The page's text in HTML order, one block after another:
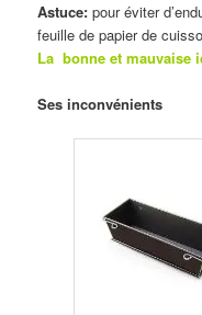
Astuce: pour éviter
feuille de papier de
La bonne et mauvaise
Ses inconvénients